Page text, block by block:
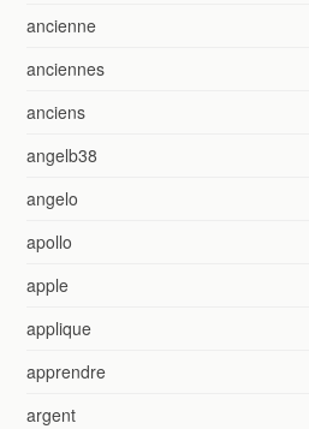
ancienne
anciennes
anciens
angelb38
angelo
apollo
apple
applique
apprendre
argent